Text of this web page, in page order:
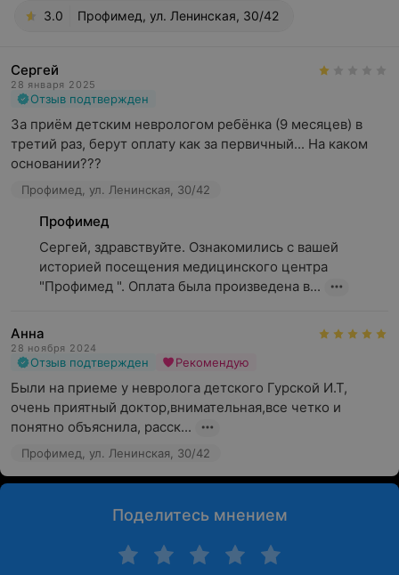
3.0 Профимед, ул. Ленинская, 30/42
Сергей
28 января 2025
Отзыв подтвержден
За приём детским неврологом ребёнка (9 месяцев) в
третий раз, берут оплату как за первичный... На каком
основании???
Профимед, ул. Ленинская, 30/42
Профимед
Сергей, здравствуйте. Ознакомились с вашей
историей посещения медицинского центра
"Профимед ". Оплата была произведена в...
Анна
28 ноября 2024
Отзыв подтвержден Рекомендую
Были на приеме у невролога детского Гурской И.Т,
очень приятный доктор,внимательная,все четко и
понятно объяснила, расск...
Профимед, ул. Ленинская, 30/42
Поделитесь мнением